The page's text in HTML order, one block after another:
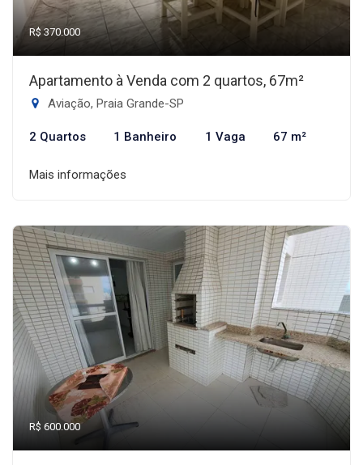
R$ 370.000
Apartamento à Venda com 2 quartos, 67m²
Aviação, Praia Grande-SP
2 Quartos 1 Banheiro 1 Vaga 67 m²
Mais informações
R$ 600.000